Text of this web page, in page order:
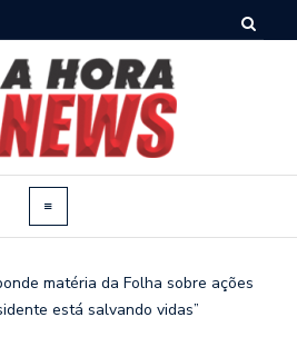
matéria da Folha sobre ações
está salvando vidas”